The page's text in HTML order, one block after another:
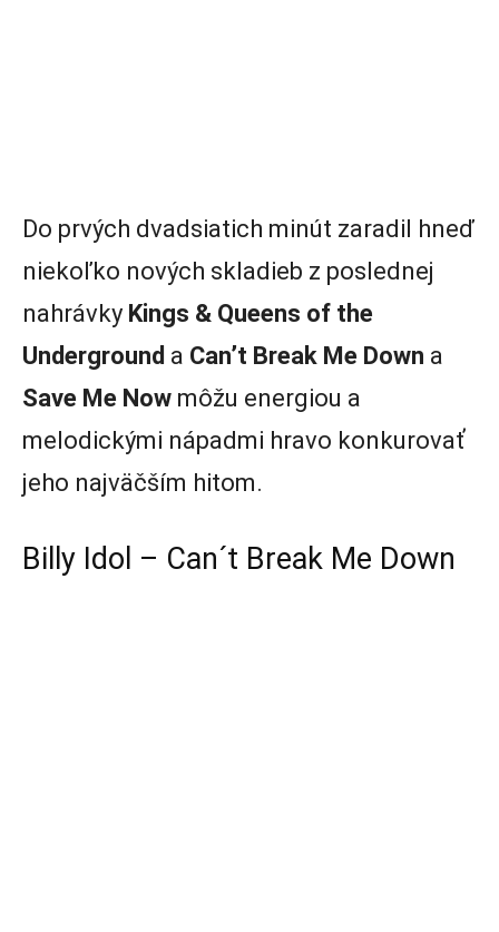
Do prvých dvadsiatich minút zaradil hneď
niekoľko nových skladieb z poslednej
nahrávky Kings & Queens of the
Underground a Can’t Break Me Down a
Save Me Now môžu energiou a
melodickými nápadmi hravo konkurovať
jeho najväčším hitom.
Billy Idol – Can´t Break Me Down